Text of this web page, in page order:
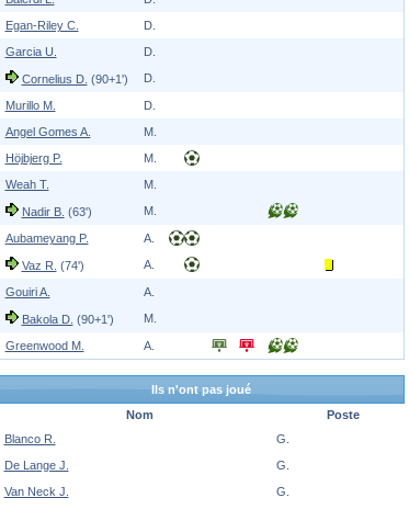
Egan-Riley C.
D.
Garcia U.
D.
Cornelius D. (90+1') D.
Murillo M.
D.
Angel Gomes A.
M.
Höjbjerg P.
M.
Weah T.
M.
Nadir B. (63') M.
Aubameyang P. A.
Vaz R. (74') A.
Gouiri A. A.
Bakola D. (90+1') M.
Greenwood M. A.
Ils n'ont pas joué
Nom
Poste
Blanco R.
G.
De Lange J.
G.
Van Neck J.
G.